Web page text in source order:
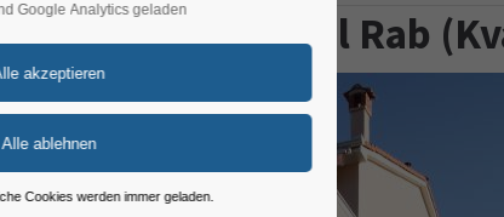
Lopar/Insel Rab
Google Analytics geladen
Cookies werden immer geladen.